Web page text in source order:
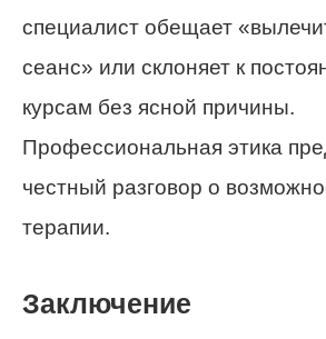
специалист обещает
сеанс» или склоняет к
курсам без ясной причины.
Профессиональная этика
честный разговор о
терапии.
Заключение